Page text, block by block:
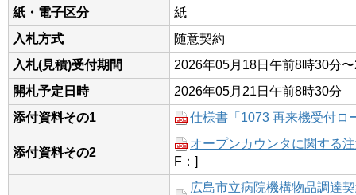
紙・電子区分
紙
入札方式
随意契約
入札(見積)受付期間
2026年05月18日午前8時30分
開札予定日時
2026年05月21日午前8時30分
添付資料その1
仕様書「1073 再来機受付ロ
添付資料その2
オープンカウンタに関する
F：]
広島市立病院機構物品調達